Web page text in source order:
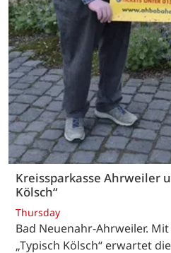
Kreissparkasse Ahrweiler
Kölsch“
Thursday
Bad Neuenahr-Ahrweiler.
„Typisch Kölsch“ erwartet